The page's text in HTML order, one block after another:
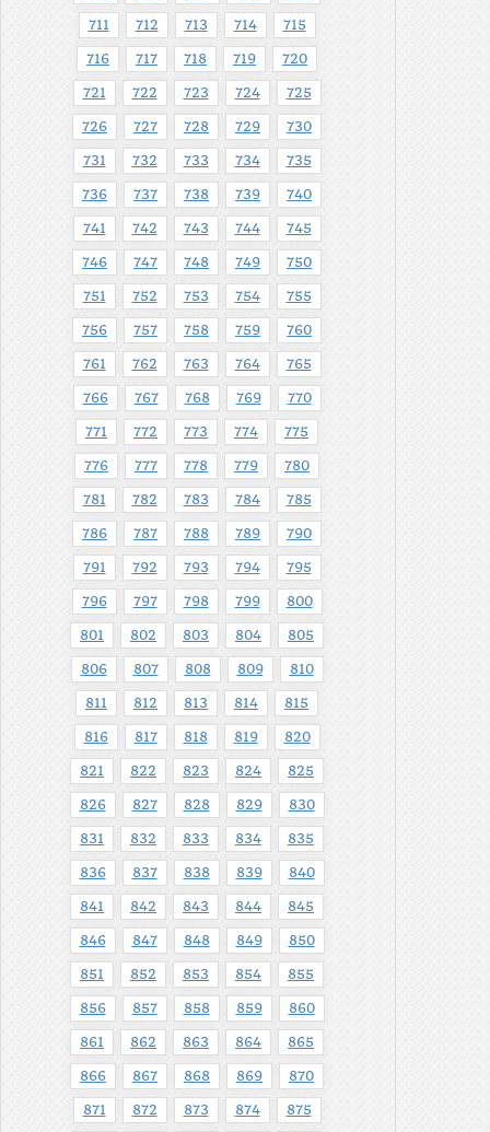
711 712 713 714 715
716 717 718 719 720
721 722 723 724 725
726 727 728 729 730
731 732 733 734 735
736 737 738 739 740
741 742 743 744 745
746 747 748 749 750
751 752 753 754 755
756 757 758 759 760
761 762 763 764 765
766 767 768 769 770
771 772 773 774 775
776 777 778 779 780
781 782 783 784 785
786 787 788 789 790
791 792 793 794 795
796 797 798 799 800
801 802 803 804 805
806 807 808 809 810
811 812 813 814 815
816 817 818 819 820
821 822 823 824 825
826 827 828 829 830
831 832 833 834 835
836 837 838 839 840
841 842 843 844 845
846 847 848 849 850
851 852 853 854 855
856 857 858 859 860
861 862 863 864 865
866 867 868 869 870
871 872 873 874 875